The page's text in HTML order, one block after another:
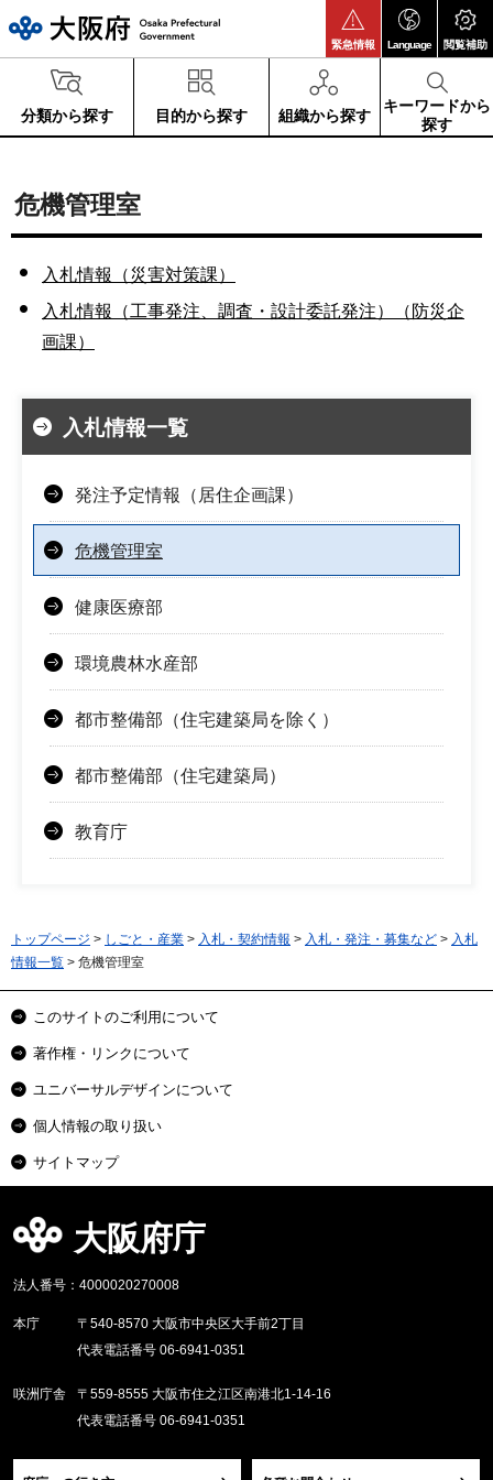
緊急情報 Language 閲覧補助
分類から探す 目的から探す 組織から探す
キーワードから
探す
危機管理室
入札情報（災害対策課）
入札情報（工事発注、調査・設計委託発注）（防災企
画課）
入札情報一覧
発注予定情報（居住企画課）
危機管理室
健康医療部
環境農林水産部
都市整備部（住宅建築局を除く）
都市整備部（住宅建築局）
教育庁
トップページ > しごと・産業 > 入札・契約情報 > 入札・発注・募集など > 入札
情報一覧 > 危機管理室
このサイトのご利用について
著作権・リンクについて
ユニバーサルデザインについて
個人情報の取り扱い
サイトマップ
大阪府庁
法人番号：4000020270008
本庁
〒540-8570 大阪市中央区大手前2丁目
代表電話番号 06-6941-0351
咲洲庁舎
〒559-8555 大阪市住之江区南港北1-14-16
代表電話番号 06-6941-0351